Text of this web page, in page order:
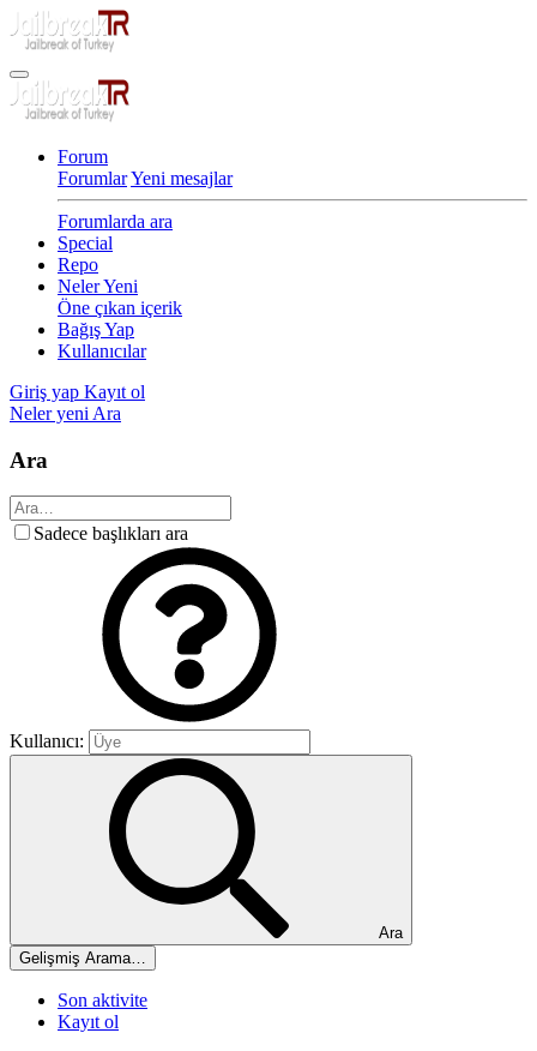
Forum
ForumlarYeni mesajlar
Forumlarda ara
Special
Repo
Neler Yeni
Öne çıkan içerik
Bağış Yap
Kullanıcılar
Giriş yap Kayıt ol
Neler yeni Ara
Ara
Sadece başlıkları ara
Kullanıcı:
Ara
Gelişmiş Arama…
Son aktivite
Kayıt ol